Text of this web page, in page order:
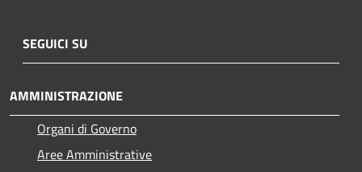
SEGUICI SU
AMMINISTRAZIONE
Organi di Governo
Aree Amministrative